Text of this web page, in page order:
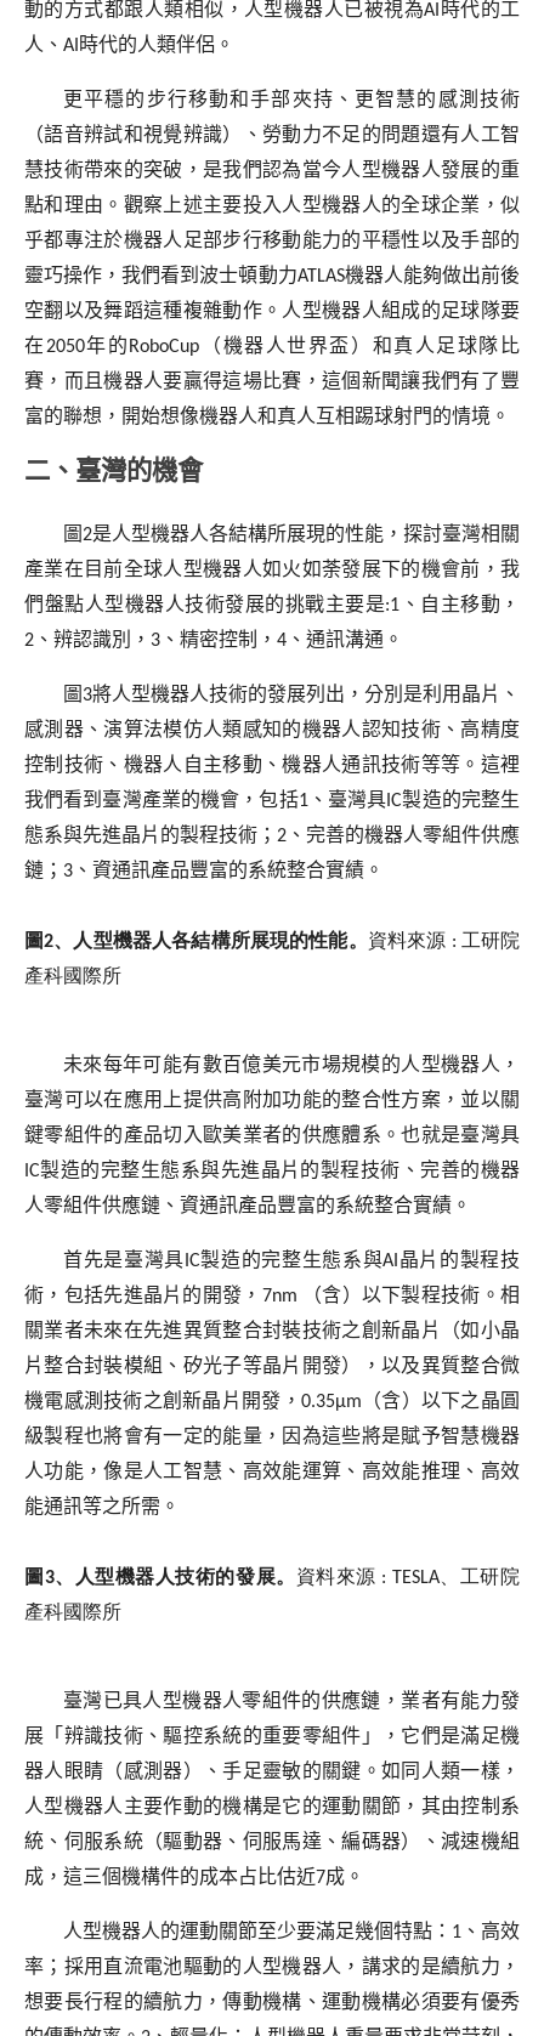
動的方式都跟人類相似，人型機器人已被視為AI 時代的工
人、 AI 時代的人類伴侶。
更平穩的步行移動和手部夾持、更智慧的感測技術
（語音辨試和視覺辨識）、勞動力不足的問題還有人工智
慧技術帶來的突破，是我們認為當今人型機器人發展的重
點和理由。觀察上述主要投入人型機器人的全球企業，似
乎都專注於機器人足部步行移動能力的平穩性以及手部的
靈巧操作，我們看到波士頓動力ATLAS機器人能夠做出前後
空翻以及舞蹈這種複雜動作。人型機器人組成的足球隊要
在2050年的 RoboCup （機器人世界盃）和真人足球隊比
賽，而且機器人要贏得這場比賽，這個新聞讓我們有了豐
富的聯想，開始想像機器人和真人互相踢球射門的情境。
二、臺灣的機會
圖2是人型機器人各結構所展現的性能，探討臺灣相關
產業在目前全球人型機器人如火如荼發展下的機會前，我
們盤點人型機器人技術發展的挑戰主要是:1 、自主移動，
2 、辨認識別， 3 、精密控制， 4 、通訊溝通。
圖 3將人型機器人技術的發展列出，分別是利用晶片、
感測器、演算法模仿人類感知的機器人認知技術、高精度
控制技術、機器人自主移動、機器人通訊技術等等。這裡
我們看到臺灣產業的機會，包括1、臺灣具 IC製造的完整生
態系與先進晶片的製程技術； 2 、完善的機器人零組件供應
鏈； 3 、資通訊產品豐富的系統整合實績。
圖2、人型機器人各結構所展現的性能。 資料來源 : 工研院
產科國際所
未來每年可能有數百億美元市場規模的人型機器人，
臺灣可以在應用上提供高附加功能的整合性方案，並以關
鍵零組件的產品切入歐美業者的供應體系。也就是臺灣具
IC製造的完整生態系與先進晶片的製程技術、完善的機器
人零組件供應鏈、資通訊產品豐富的系統整合實績。
首先是臺灣具 IC製造的完整生態系與AI 晶片的製程技
術，包括先進晶片的開發， 7nm
（含）以下製程技術。相
關業者未來在先進異質整合封裝技術之創新晶片（如小晶
片整合封裝模組、矽光子等晶片開發），以及異質整合微
機電感測技術之創新晶片開發， 0.35μm （含）以下之晶圓
級製程也將會有一定的能量，因為這些將是賦予智慧機器
人功能，像是人工智慧、高效能運算、高效能推理、高效
能通訊等之所需。
圖3、人型機器人技術的發展。 資料來源 : TESLA、工研院
產科國際所
臺灣已具人型機器人零組件的供應鏈，業者有能力發
展「辨識技術、驅控系統的重要零組件」，它們是滿足機
器人眼睛（感測器）、手足靈敏的關鍵。如同人類一樣，
人型機器人主要作動的機構是它的運動關節，其由控制系
統、伺服系統（驅動器、伺服馬達、編碼器）、減速機組
成，這三個機構件的成本占比估近7成。
人型機器人的運動關節至少要滿足幾個特點： 1 、高效
率；採用直流電池驅動的人型機器人，講求的是續航力，
想要長行程的續航力，傳動機構、運動機構必須要有優秀